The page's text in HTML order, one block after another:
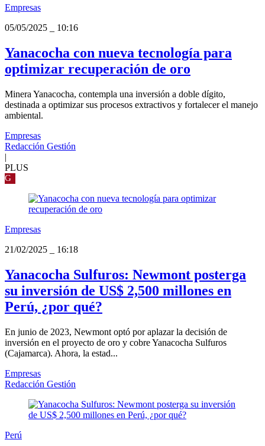
Empresas
05/05/2025
10:16
Yanacocha con nueva tecnología para
optimizar recuperación de oro
Minera Yanacocha, contempla una inversión a doble dígito,
destinada a optimizar sus procesos extractivos y fortalecer el manejo
ambiental.
Empresas
Redacción Gestión
|
PLUS
G
Empresas
21/02/2025
16:18
Yanacocha Sulfuros: Newmont posterga
su inversión de US$ 2,500 millones en
Perú, ¿por qué?
En junio de 2023, Newmont optó por aplazar la decisión de
inversión en el proyecto de oro y cobre Yanacocha Sulfuros
(Cajamarca). Ahora, la estad...
Empresas
Redacción Gestión
Perú